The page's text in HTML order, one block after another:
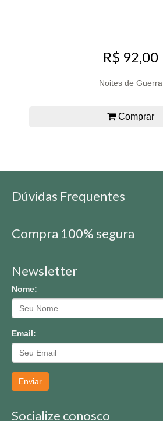
R$ 92,00
Noites de Guerra
Comprar
Dúvidas Frequentes
Compra 100% segura
Newsletter
Nome:
Email:
Enviar
Socialize conosco